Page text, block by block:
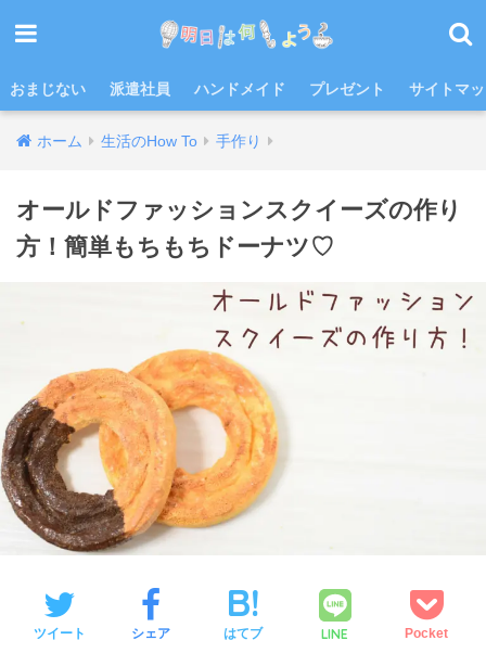
おまじない 派遣社員 ハンドメイド プレゼント サイトマ
ホーム 生活のHow To 手作り
オールドファッションスクイーズの作り
方！簡単もちもちドーナツ♡
ツイート シェア はてブ LINE Pocket